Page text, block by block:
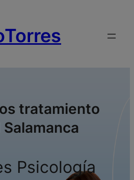
tratamiento
Salamanca
Psicología